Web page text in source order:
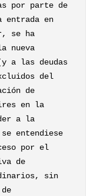
por parte de
en
se ha
nueva
a las deudas
del
de
en la
a la
entendiese
por el
de
sin